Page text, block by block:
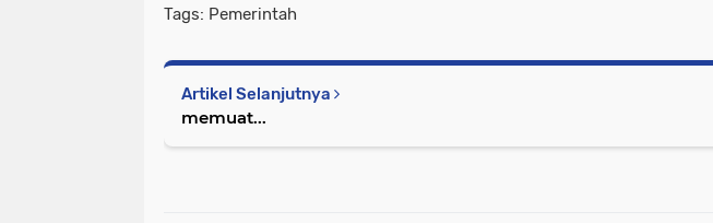
Tags: Pemerintah
Artikel Selanjutnya
memuat...